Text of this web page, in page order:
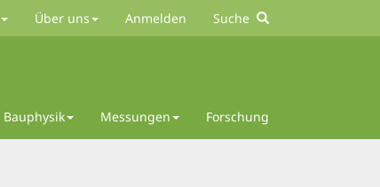
Über uns Anmelden Suche
Bauphysik Messungen Forschung